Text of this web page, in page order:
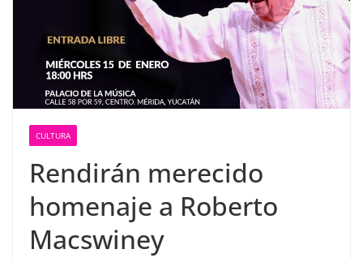
CULTURA
Rendirán merecido
homenaje a Roberto
Macswiney